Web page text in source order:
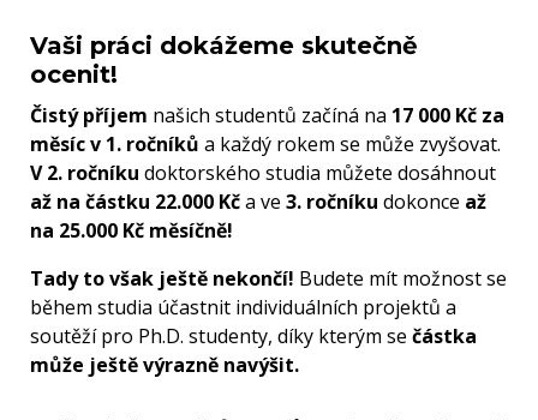
Vaši práci dokážeme skutečně
ocenit!
Čistý příjem našich studentů začíná na 17 000 Kč za
měsíc v 1. ročníků a každý rokem se může zvyšovat.
V 2. ročníku doktorského studia můžete dosáhnout
až na částku 22.000 Kča ve 3. ročníku dokonce až
na 25.000 Kč měsíčně!
Tady to však ještě nekončí! Budete mít možnost se
během studia účastnit individuálních projektů a
soutěží pro Ph.D. studenty, díky kterým se částka
může ještě výrazně navýšit.